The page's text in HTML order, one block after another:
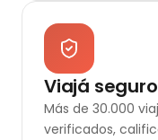
Viajá
Más de 30.000
verificados,